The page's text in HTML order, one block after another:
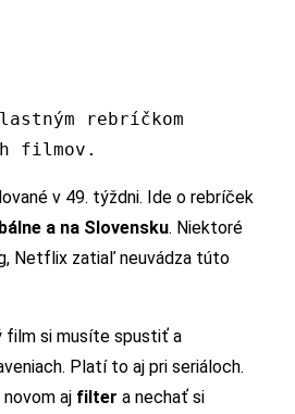
rebríčkom
filmov.
v 49. týždni. Ide o rebríček
a na Slovensku. Niektoré
Netflix zatiaľ neuvádza túto
film si musíte spustiť a
Platí to aj pri seriáloch.
aj filter a nechať si